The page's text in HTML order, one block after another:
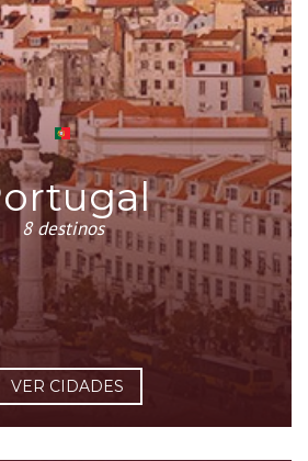
8 destinos
VER CIDADES